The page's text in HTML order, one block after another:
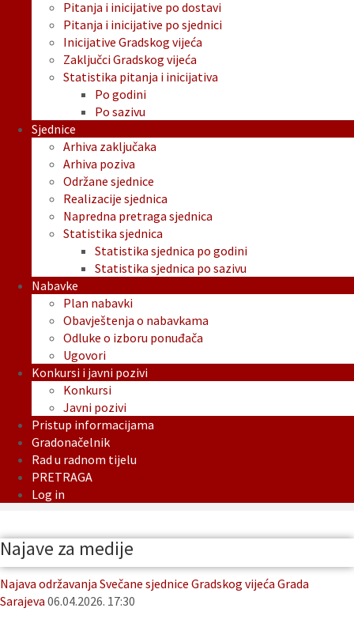
Pitanja i inicijative po dostavi
Pitanja i inicijative po sjednici
Inicijative Gradskog vijeća
Zaključci Gradskog vijeća
Statistika pitanja i inicijativa
Po godini
Po sazivu
Sjednice
Arhiva zaključaka
Arhiva poziva
Održane sjednice
Realizacije sjednica
Napredna pretraga sjednica
Statistika sjednica
Statistika sjednica po godini
Statistika sjednica po sazivu
Nabavke
Plan nabavki
Obavještenja o nabavkama
Odluke o izboru ponuđača
Ugovori
Konkursi i javni pozivi
Konkursi
Javni pozivi
Pristup informacijama
Gradonačelnik
Rad u radnom tijelu
PRETRAGA
Log in
Najave za medije
Najava održavanja Svečane sjednice Gradskog vijeća Grada
Sarajeva 06.04.2026. 17:30